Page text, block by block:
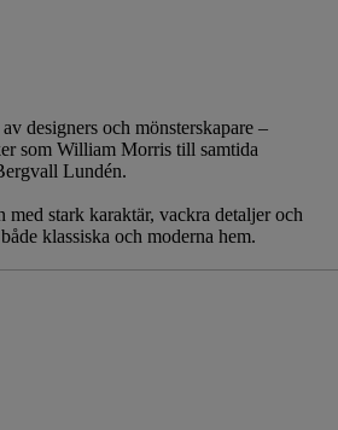
designers och mönsterskapare –
som William Morris till samtida
Lundén.
med stark karaktär, vackra detaljer och
klassiska och moderna hem.